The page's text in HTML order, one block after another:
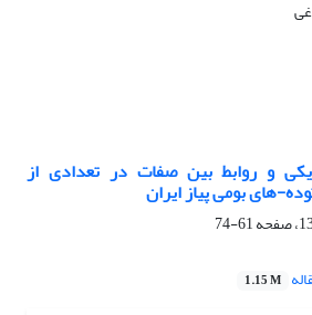
و روابط بین صفات در تعدادی از
های بومی پیاز ایران
61-74
1.15 M